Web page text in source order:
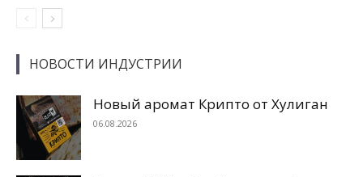
НОВОСТИ ИНДУСТРИИ
Новый аромат Крипто от Хулиган
06.08.2026